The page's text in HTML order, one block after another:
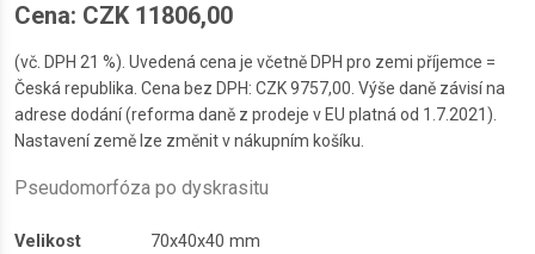
Cena: CZK 11806,00
(vč. DPH 21 %). Uvedená cena je včetně DPH pro zemi příjemce =
Česká republika. Cena bez DPH: CZK 9757,00. Výše daně závisí na
adrese dodání (reforma daně z prodeje v EU platná od 1.7.2021).
Nastavení země lze změnit v nákupním košíku.
Pseudomorfóza po dyskrasitu
Velikost
70x40x40 mm